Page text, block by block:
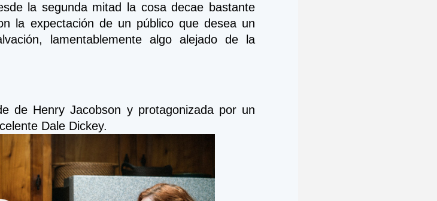
la segunda mitad la cosa decae bastante
la expectación de un público que desea un
lamentablemente algo alejado de la
de Henry Jacobson y protagonizada por un
Dale Dickey.